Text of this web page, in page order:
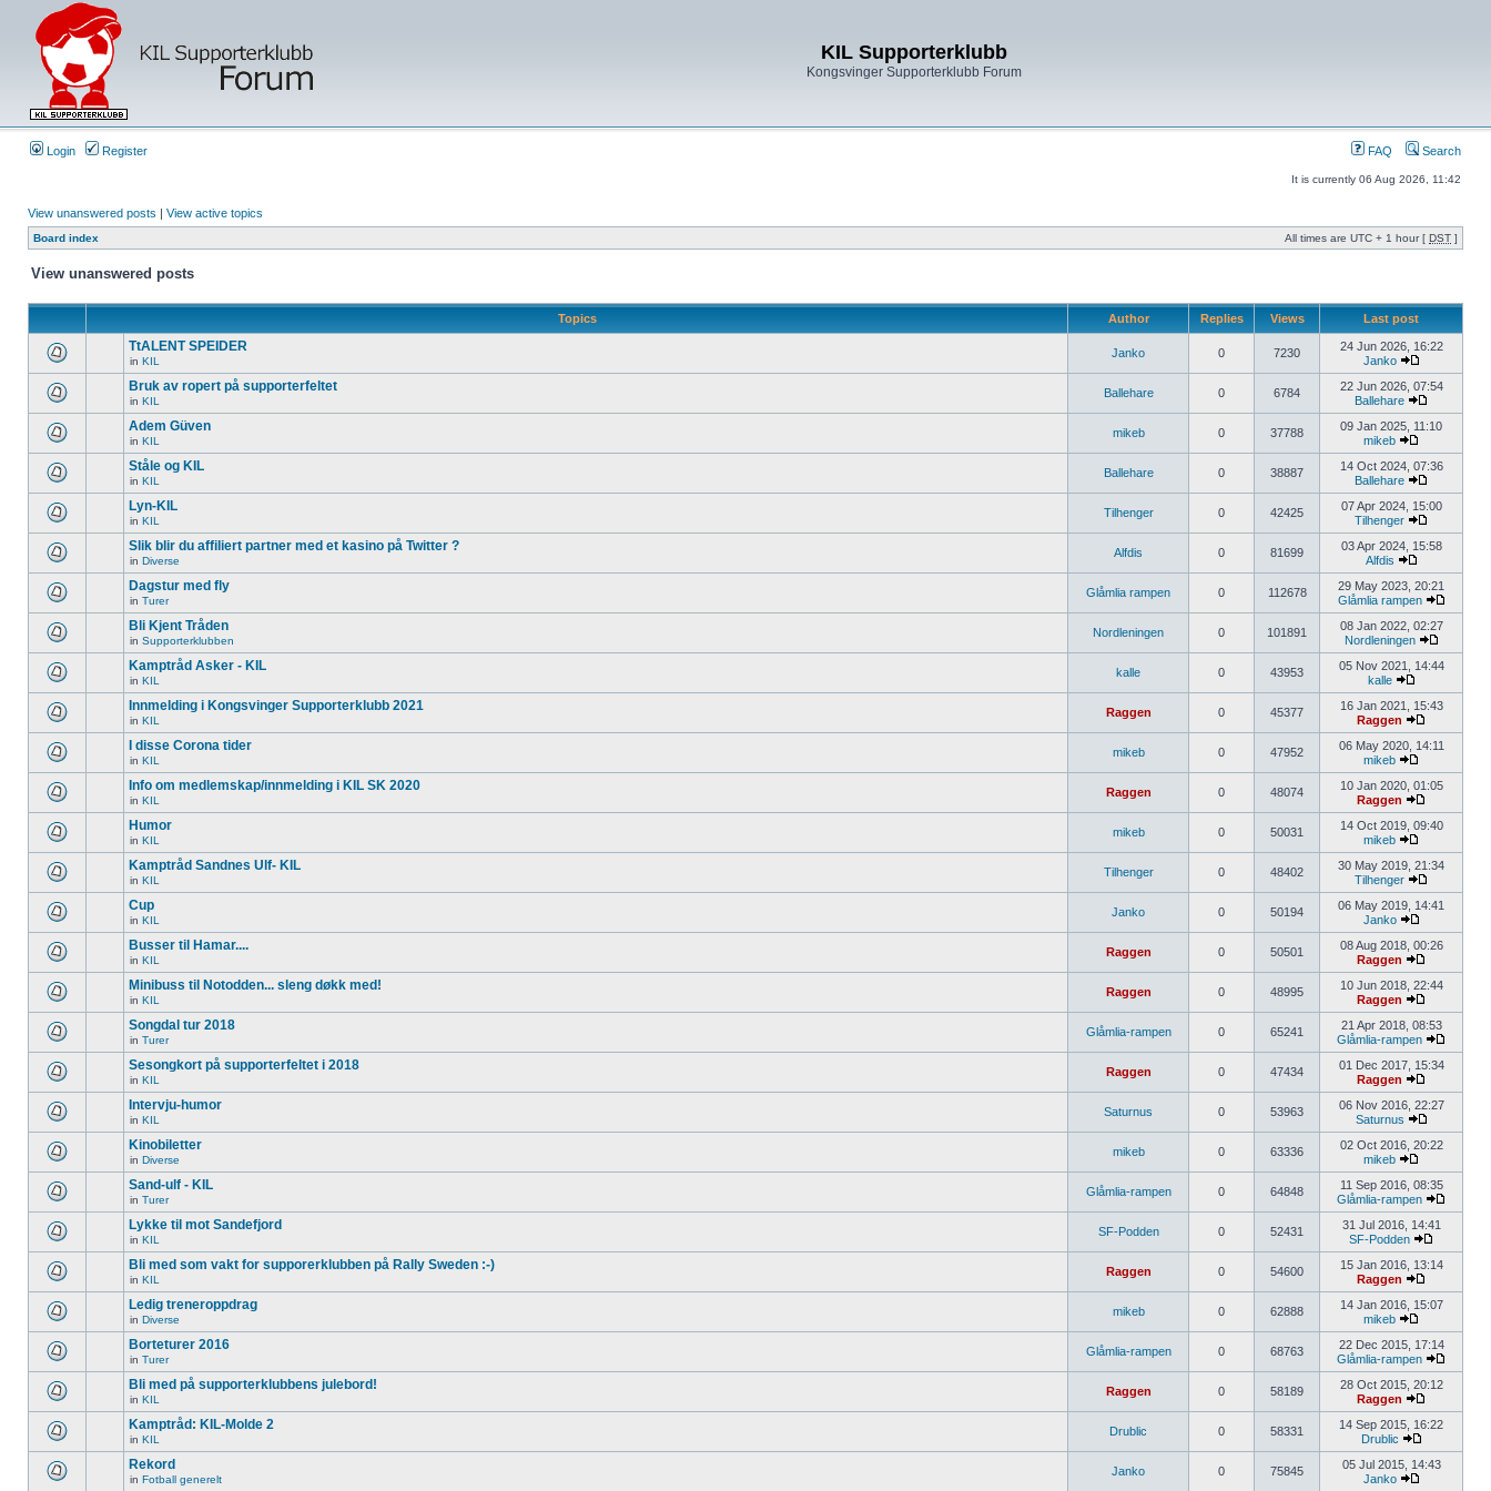
KIL Supporterklubb
Kongsvinger Supporterklubb Forum
Login Register FAQ Search
It is currently 06 Aug 2026, 11:42
View unanswered posts | View active topics
Board index All times are UTC + 1 hour [ DST ]
View unanswered posts
Topics Author Replies Views Last post
TtALENT SPEIDER
in KIL
Janko 0 7230
24 Jun 2026, 16:22
Janko
Bruk av ropert på supporterfeltet
in KIL
Ballehare 0 6784
22 Jun 2026, 07:54
Ballehare
Adem Güven
in KIL
mikeb 0 37788
09 Jan 2025, 11:10
mikeb
Ståle og KIL
in KIL
Ballehare 0 38887
14 Oct 2024, 07:36
Ballehare
Lyn-KIL
in KIL
Tilhenger 0 42425
07 Apr 2024, 15:00
Tilhenger
Slik blir du affiliert partner med et kasino på Twitter ?
in Diverse
Alfdis 0 81699
03 Apr 2024, 15:58
Alfdis
Dagstur med fly
in Turer
Glåmlia rampen 0 112678
29 May 2023, 20:21
Glåmlia rampen
Bli Kjent Tråden
in Supporterklubben
Nordleningen 0 101891
08 Jan 2022, 02:27
Nordleningen
Kamptråd Asker - KIL
in KIL
kalle 0 43953
05 Nov 2021, 14:44
kalle
Innmelding i Kongsvinger Supporterklubb 2021
in KIL
Raggen 0 45377
16 Jan 2021, 15:43
Raggen
I disse Corona tider
in KIL
mikeb 0 47952
06 May 2020, 14:11
mikeb
Info om medlemskap/innmelding i KIL SK 2020
in KIL
Raggen 0 48074
10 Jan 2020, 01:05
Raggen
Humor
in KIL
mikeb 0 50031
14 Oct 2019, 09:40
mikeb
Kamptråd Sandnes Ulf- KIL
in KIL
Tilhenger 0 48402
30 May 2019, 21:34
Tilhenger
Cup
in KIL
Janko 0 50194
06 May 2019, 14:41
Janko
Busser til Hamar....
in KIL
Raggen 0 50501
08 Aug 2018, 00:26
Raggen
Minibuss til Notodden... sleng døkk med!
in KIL
Raggen 0 48995
10 Jun 2018, 22:44
Raggen
Songdal tur 2018
in Turer
Glåmlia-rampen 0 65241
21 Apr 2018, 08:53
Glåmlia-rampen
Sesongkort på supporterfeltet i 2018
in KIL
Raggen 0 47434
01 Dec 2017, 15:34
Raggen
Intervju-humor
in KIL
Saturnus 0 53963
06 Nov 2016, 22:27
Saturnus
Kinobiletter
in Diverse
mikeb 0 63336
02 Oct 2016, 20:22
mikeb
Sand-ulf - KIL
in Turer
Glåmlia-rampen 0 64848
11 Sep 2016, 08:35
Glåmlia-rampen
Lykke til mot Sandefjord
in KIL
SF-Podden 0 52431
31 Jul 2016, 14:41
SF-Podden
Bli med som vakt for supporerklubben på Rally Sweden :-)
in KIL
Raggen 0 54600
15 Jan 2016, 13:14
Raggen
Ledig treneroppdrag
in Diverse
mikeb 0 62888
14 Jan 2016, 15:07
mikeb
Borteturer 2016
in Turer
Glåmlia-rampen 0 68763
22 Dec 2015, 17:14
Glåmlia-rampen
Bli med på supporterklubbens julebord!
in KIL
Raggen 0 58189
28 Oct 2015, 20:12
Raggen
Kamptråd: KIL-Molde 2
in KIL
Drublic 0 58331
14 Sep 2015, 16:22
Drublic
Rekord
in Fotball generelt
Janko 0 75845
05 Jul 2015, 14:43
Janko